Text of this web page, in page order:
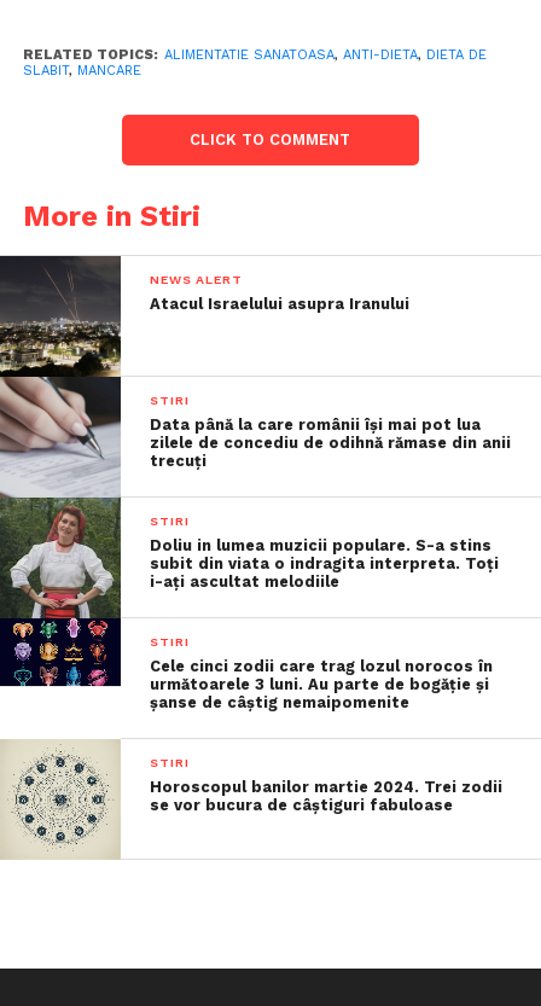
RELATED TOPICS: ALIMENTATIE SANATOASA, ANTI-DIETA, DIETA DE
SLABIT, MANCARE
CLICK TO COMMENT
More in Stiri
NEWS ALERT
Atacul Israelului asupra Iranului
STIRI
Data până la care românii îşi mai pot lua
zilele de concediu de odihnă rămase din anii
trecuţi
STIRI
Doliu in lumea muzicii populare. S-a stins
subit din viata o indragita interpreta. Toți
i-ați ascultat melodiile
STIRI
Cele cinci zodii care trag lozul norocos în
următoarele 3 luni. Au parte de bogăție și
șanse de câștig nemaipomenite
STIRI
Horoscopul banilor martie 2024. Trei zodii
se vor bucura de câștiguri fabuloase